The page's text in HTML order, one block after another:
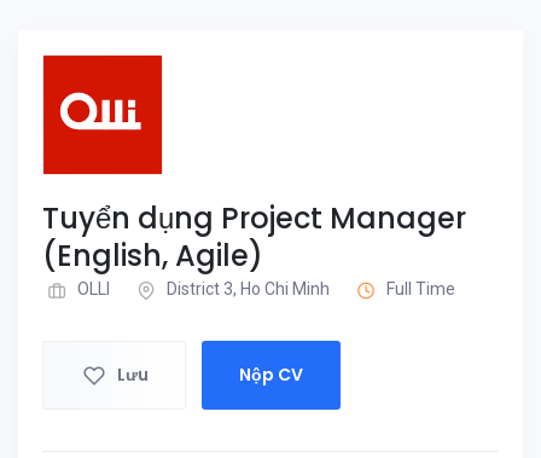
Tuyển dụng Project Manager
(English, Agile)
OLLI District 3, Ho Chi Minh Full Time
Lưu Nộp CV